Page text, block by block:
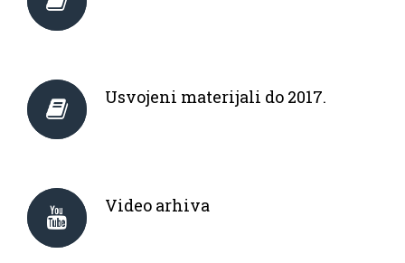
Usvojeni materijali do 2017.
Video arhiva